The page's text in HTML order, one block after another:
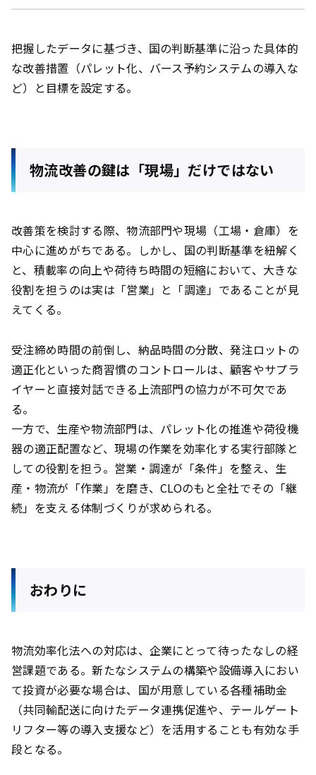
把握したデータに基づき、国の判断基準に沿った具体的
な改善措置（パレット化、バース予約システムの導入な
ど）と目標を設定する。
物流改善の鍵は「現場」だけではない
改善策を検討する際、物流部門や現場（工場・倉庫）を
中心に進めがちである。しかし、国の判断基準を紐解く
と、積載率の向上や荷待ち時間の短縮において、大きな
役割を担うのは実は「営業」と「調達」であることが見
えてくる。
受注締め時間の前倒し、納品時間の分散、発注ロットの
適正化といった商習慣のコントロールは、顧客やサプラ
イヤーと直接対話できる上流部門の協力が不可欠であ
る。
一方で、生産や物流部門は、パレット化の推進や荷役機
器の適正配置など、現場の作業を効率化する実行部隊と
しての役割を担う。営業・調達が「条件」を整え、生
産・物流が「作業」を磨き、CLOのもと全社でその「継
続」を支える体制づくりが求められる。
おわりに
物流効率化法への対応は、企業にとって待ったなしの経
営課題である。新たなシステムの構築や設備導入におい
て投資が必要な場合は、国が用意している各種補助金
（共同輸配送に向けたデータ連携促進や、テールゲート
リフター等の導入支援など）を活用することも有効な手
段となる。